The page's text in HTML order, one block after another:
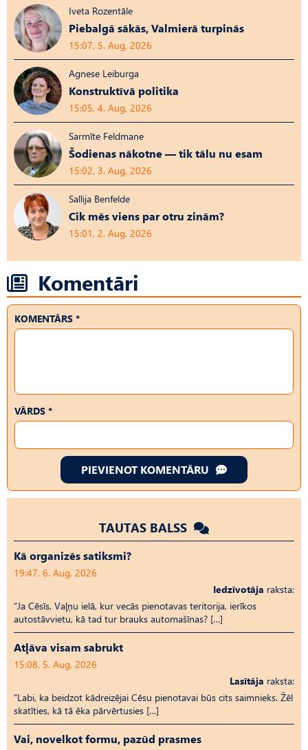
Iveta Rozentāle
Piebalgā sākās, Valmierā turpinās
15:07, 5. Aug, 2026
Agnese Leiburga
Konstruktīvā politika
15:05, 4. Aug, 2026
Sarmīte Feldmane
Šodienas nākotne — tik tālu nu esam
15:02, 3. Aug, 2026
Sallija Benfelde
Cik mēs viens par otru zinām?
15:01, 2. Aug, 2026
Komentāri
KOMENTĀRS *
VĀRDS *
PIEVIENOT KOMENTĀRU
TAUTAS BALSS
Kā organizēs satiksmi?
19:47, 6. Aug, 2026
Iedzīvotāja raksta:
“Ja Cēsīs, Vaļņu ielā, kur vecās pienotavas teritorija, ierīkos
autostāvvietu, kā tad tur brauks automašīnas? […]
Atļāva visam sabrukt
15:08, 5. Aug, 2026
Lasītāja raksta:
“Labi, ka beidzot kādreizējai Cēsu pienotavai būs cits saimnieks. Žēl
skatīties, kā tā ēka pārvērtusies […]
Vai, novelkot formu, pazūd prasmes